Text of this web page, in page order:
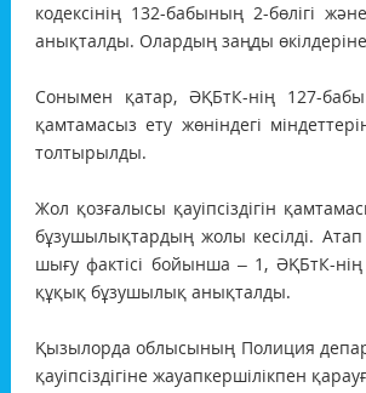
кодексінің 132-бабының 2-бөлігі
анықталды. Олардың заңды өкілдеріне
Сонымен қатар, ӘҚБтК-нің 127-
қамтамасыз ету жөніндегі
толтырылды.
Жол қозғалысы қауіпсіздігін
бұзушылықтардың жолы кесілді.
шығу фактісі бойынша – 1, ӘҚБтК-
құқық бұзушылық анықталды.
Қызылорда облысының Полиция
қауіпсіздігіне жауапкершілікпен